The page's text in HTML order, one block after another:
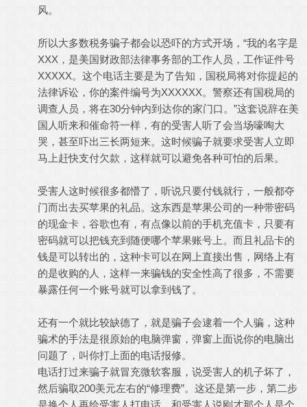
风。
所以大多数税务骗子都会以恐吓的方式开场，“我的名字是
XXX，是美国财政部法律事务部的工作人员，工作证件号
XXXXX。这个电话主要是为了告知，国税局将对你提起的
法律诉讼，你的案件编号为XXXXXX。警察还有国税局的
调查人员，将在30分钟内到达你的家门口。”这套说辞在美
国人听来和催命符一样，有的受害人听了会当场嚎啕大
哭，甚至吓出三长两短来。这时候骗子就要求受害人立即
马上赶快支付欠款，这样就可以避免各种可怕的后果。
受害人这时候很多都懵了，听说只要付钱就行，一般都夺
门而出去买苹果的礼品。这东西是苹果公司的一种带密码
的现金卡，谷歌也有，有点像以前的手机充值卡，只要有
密码就可以把钱充到随便哪个苹果账号上。而且礼品卡的
钱是可以转出的，这种卡可以在网上直接出售，网络上有
的是收购的人，这样一来骗钱的安全性高了很多，不需要
暴露任何一个账号就可以拿到钱了。
还有一个就比较缺德了，就是骗子会逮着一个人骗，这种
骗术的手法是很原始的电脑弹窗，弹窗上面说你的电脑出
问题了，叫你打上面的电话报修。
电话打过来骗子就冒充微软客服，说受害人的机子坏了，
然后骗取200美元左右的“修理费”。这还是第一步，第二步
是换个人再给受害人打电话，和受害人说刚才那个人是个